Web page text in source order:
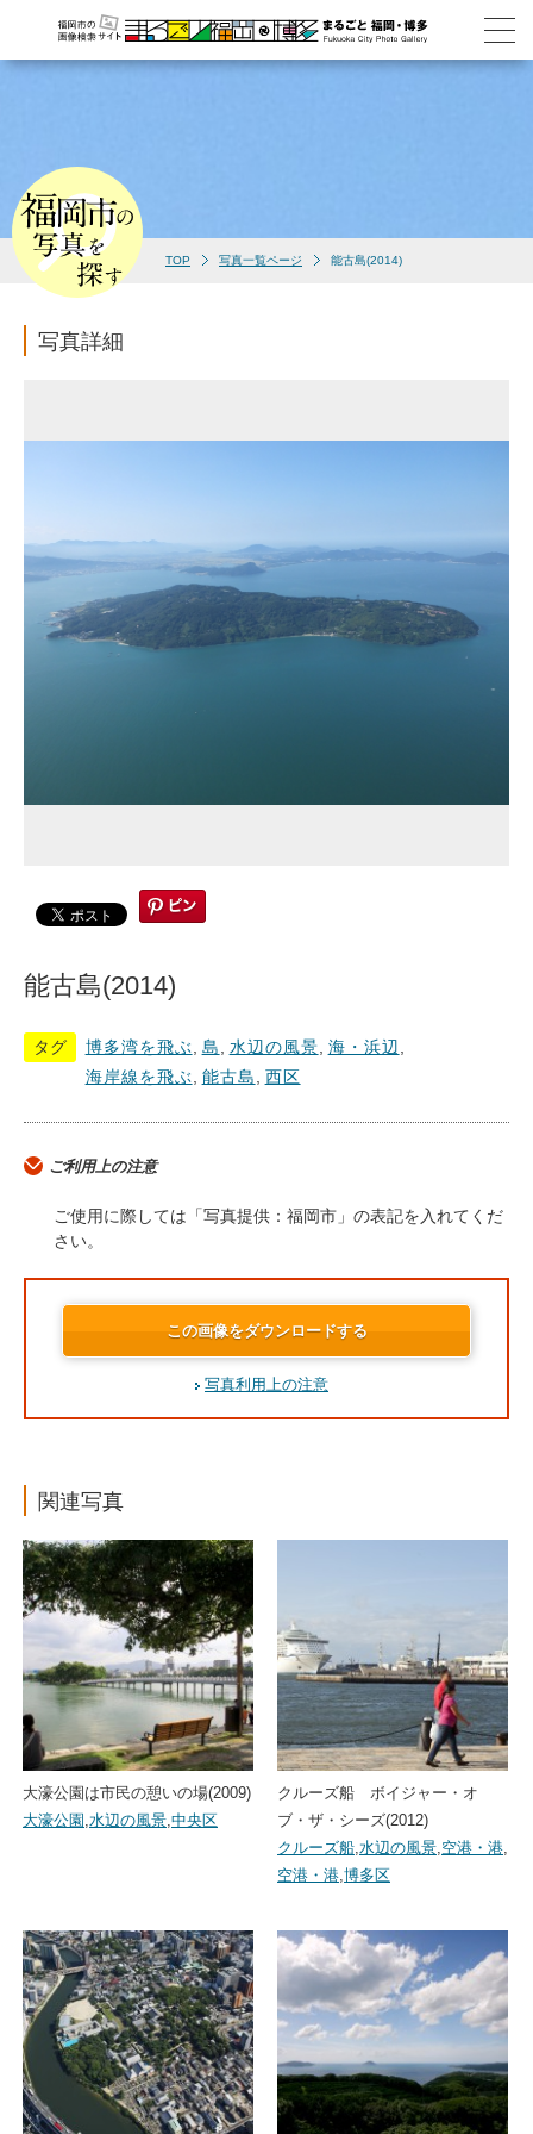
TOP 写真一覧ページ 能古島(2014)
写真詳細
能古島(2014)
タグ 博多湾を飛ぶ 島 水辺の風景 海・浜辺
海岸線を飛ぶ
能古島 西区
ご利用上の注意
ご使用に際しては「写真提供：福岡市」の表記を入れてくだ
さい。
この画像をダウンロードする
写真利用上の注意
関連写真
大濠公園は市民の憩いの場(2009)
大濠公園 ,水辺の風景,中央区
クルーズ船 ボイジャー・オ
ブ・ザ・シーズ(2012)
クルーズ船,水辺の風景,空港・港,
空港・港,博多区